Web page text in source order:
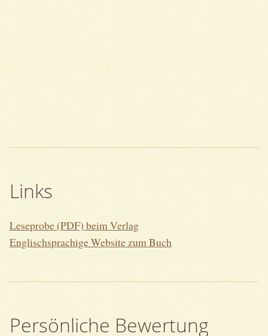
Links
Leseprobe (PDF) beim Verlag
Englischsprachige Website zum Buch
Persönliche Bewertung